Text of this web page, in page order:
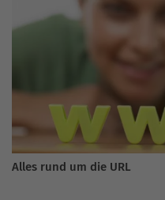
Alles rund um die URL